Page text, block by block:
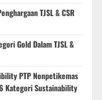
TJSL & CSR
Gold Dalam TJSL &
PTP Nonpetikemas
Kategori Sustainability